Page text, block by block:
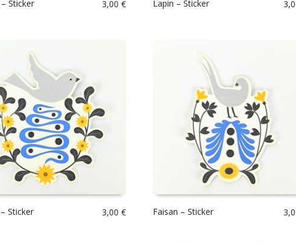
Sticker 3,00€ Lapin – Sticker
Sticker 3,00€ Faisan – Sticker